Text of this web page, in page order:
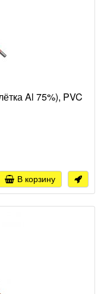
Al 75%), PVC
В корзину